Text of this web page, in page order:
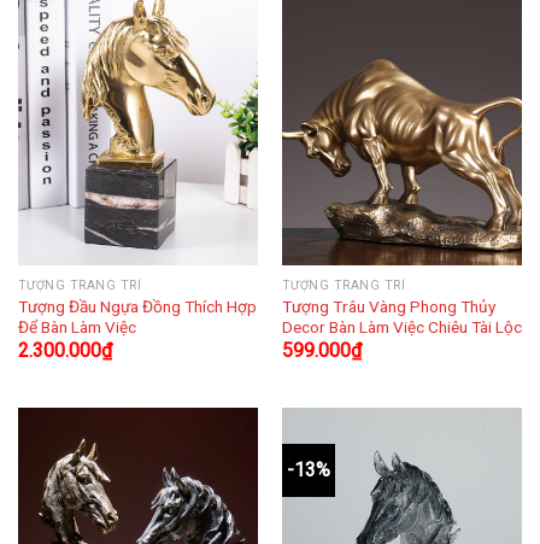
TƯỢNG TRANG TRÍ
Tượng Đầu Ngựa Đồng Thích Hợp
Để Bàn Làm Việc
2.300.000₫
TƯỢNG TRANG TRÍ
Tượng Trâu Vàng Phong Thủy
Decor Bàn Làm Việc Chiêu Tài Lộc
599.000₫
-13%